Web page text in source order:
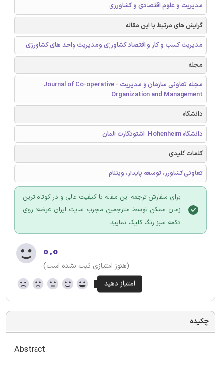
مدیریت و علوم اقتصادی و کشاورزی
گرایش های مرتبط با این مقاله
مدیریت کسب و کار و اقتصاد کشاورزی ومدیریت واحد های کشاورزی
مجله
مجله تعاونی سازمان و مدیریت - Journal of Co-operative
Organization and Management
دانشگاه
دانشگاه Hohenheim، اشتوتگارت آلمان
کلمات کلیدی
تعاونی کشاورز، توسعه پایدار، ویتنام
برای سفارش ترجمه این مقاله با کیفیت عالی و در کوتاه ترین
زمان ممکن توسط مترجمین مجرب سایت ایران عرضه؛ روی
دکمه سبز رنگ کلیک نمایید.
۰.۰
(هنوز امتیازی ثبت نشده است)
چکیده
Abstract